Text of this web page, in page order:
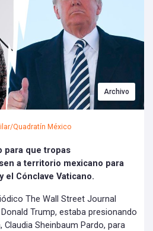
Archivo
Quadratín México
para que tropas
a territorio mexicano para
el Cónclave Vaticano.
The Wall Street Journal
Trump, estaba presionando
Sheinbaum Pardo, para